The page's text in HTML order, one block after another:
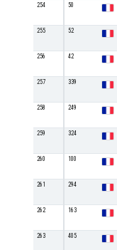
254 50
255 52
256 42
257 339
258 249
259 324
260 100
261 294
262 163
263 405